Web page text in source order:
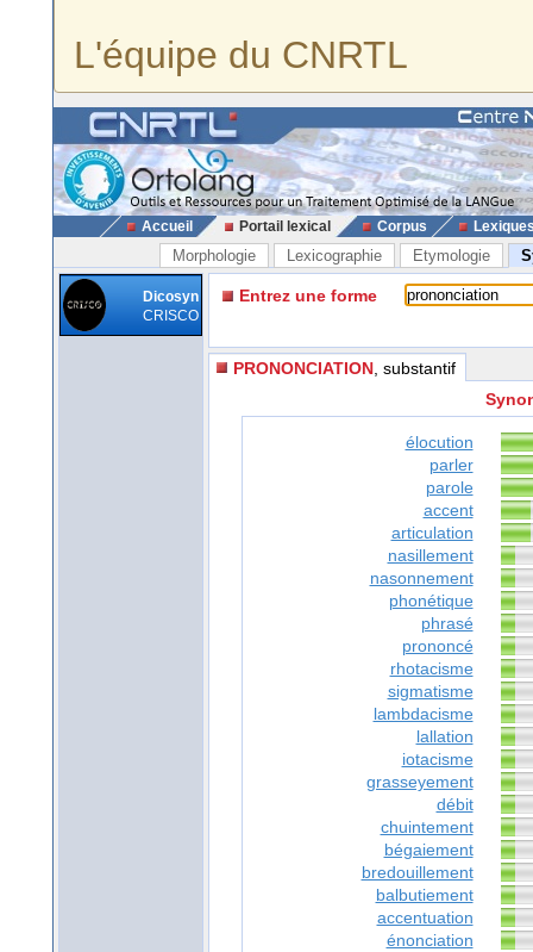
L'équipe du CNRTL
Accueil Portail lexical Corpus
Morphologie Lexicographie Etymologie
Dicosyn
CRISCO
Entrez une forme
PRONONCIATION , substantif
élocution
parler
parole
accent
articulation
nasillement
nasonnement
phonétique
phrasé
prononcé
rhotacisme
sigmatisme
lambdacisme
lallation
iotacisme
grasseyement
débit
chuintement
bégaiement
bredouillement
balbutiement
accentuation
énonciation